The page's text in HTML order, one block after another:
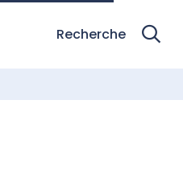
Recherche